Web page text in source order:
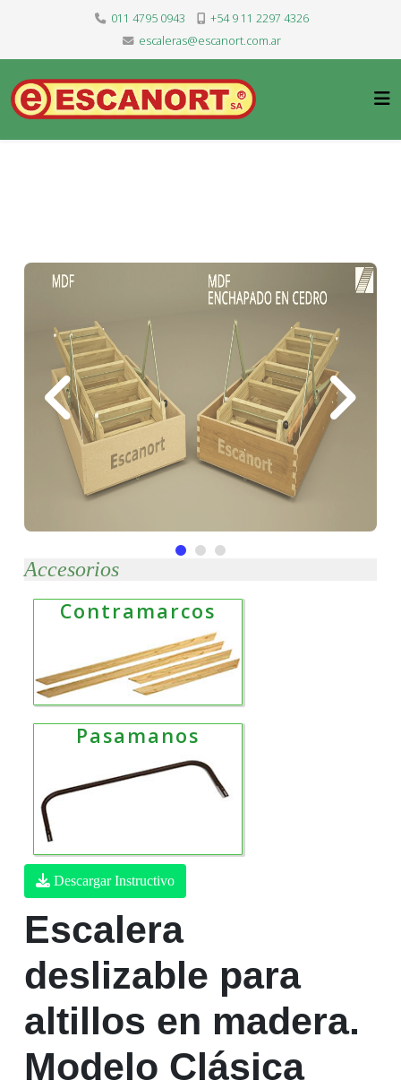
011 4795 0943
+54 9 11 2297 4326
escaleras@escanort.com.ar
Accesorios
Contramarcos
Pasamanos
Descargar Instructivo
Escalera
deslizable para
altillos en madera.
Modelo Clásica